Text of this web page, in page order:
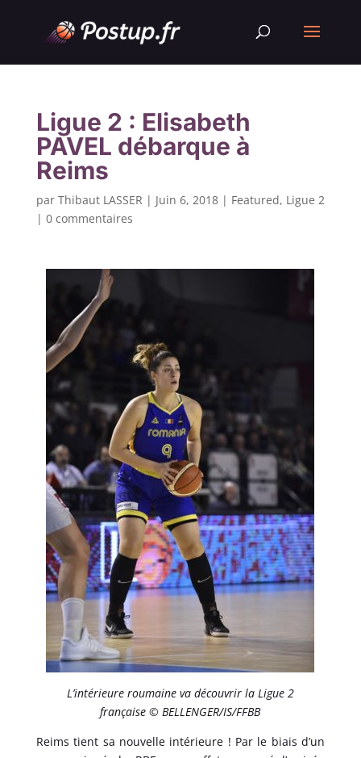
Ligue 2 : Elisabeth
PAVEL débarque à
Reims
par Thibaut LASSER | Juin 6, 2018| Featured, Ligue 2
| 0 commentaires
L’intérieure roumaine va découvrir la Ligue 2
française © BELLENGER/IS/FFBB
Reims tient sa nouvelle intérieure ! Par le biais d’un